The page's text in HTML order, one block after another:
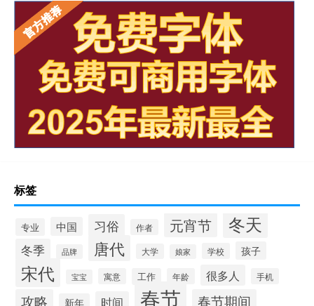
标签
专业 中国 习俗 作者 元宵节 冬天
冬季 品牌 唐代 大学 娘家 学校 孩子
宋代 宝宝 寓意 工作 年龄 很多人 手机
攻略 新年 时间 春节 春节期间